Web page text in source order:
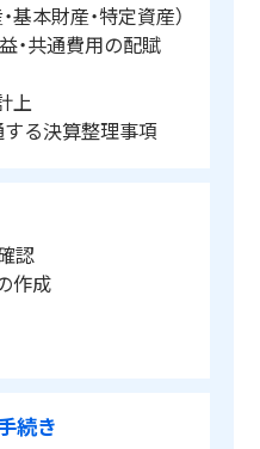
基本財産・特定資産）
・共通費用の配賦
上
する決算整理事項
認
作成
続き